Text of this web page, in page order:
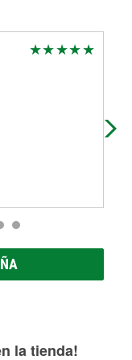
a encontrar las
la tienda!